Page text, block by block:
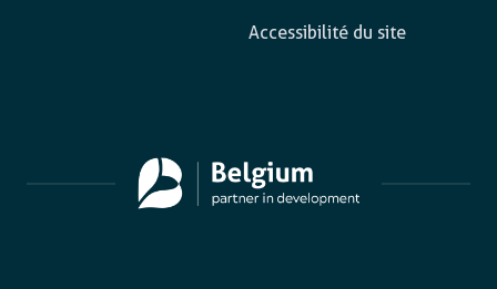
Accessibilité du site